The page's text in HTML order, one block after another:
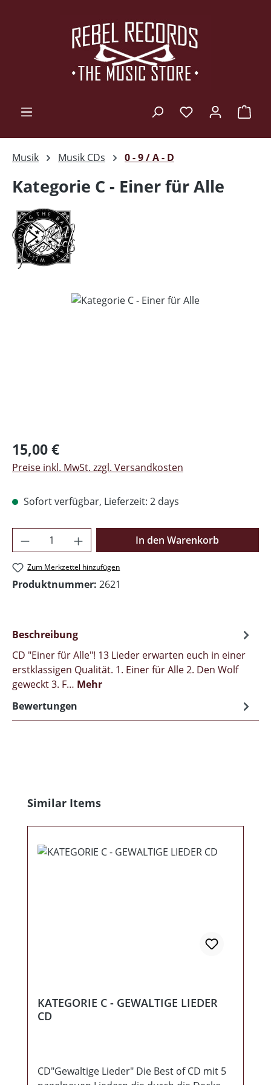
Musik Musik CDs 0 - 9 / A - D
Kategorie C - Einer für Alle
Regulärer Preis:
15,00 €
Preise inkl. MwSt. zzgl. Versandkosten
Sofort verfügbar, Lieferzeit: 2 days
Produkt Anzahl: Gib den gewünschten
In den Warenkorb
Zum Merkzettel hinzufügen
Produktnummer: 2621
Beschreibung
CD "Einer für Alle"! 13 Lieder erwarten euch in einer
erstklassigen Qualität. 1. Einer für Alle 2. Den Wolf
geweckt 3. F… Mehr
Bewertungen
Produktgalerie überspringen
Similar Items
KATEGORIE C - GEWALTIGE LIEDER
CD
CD"Gewaltige Lieder" Die Best of CD mit 5